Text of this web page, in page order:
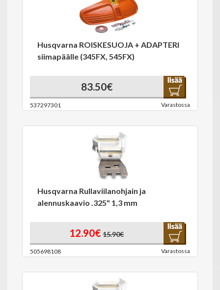
Husqvarna ROISKESUOJA + ADAPTERI
siimapäälle (345FX, 545FX)
83.50€
537297301 Varastossa
Husqvarna Rullaviilanohjain ja
alennuskaavio .325" 1,3 mm
12.90€ 15.90€
505698108 Varastossa